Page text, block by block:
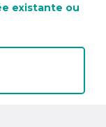
existante ou